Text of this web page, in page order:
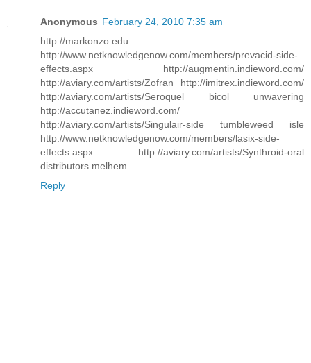
Anonymous February 24, 2010 7:35 am
http://markonzo.edu
http://www.netknowledgenow.com/members/prevacid-side-
effects.aspx http://augmentin.indieword.com/
http://aviary.com/artists/Zofran http://imitrex.indieword.com/
http://aviary.com/artists/Seroquel bicol unwavering
http://accutanez.indieword.com/
http://aviary.com/artists/Singulair-side tumbleweed isle
http://www.netknowledgenow.com/members/lasix-side-
effects.aspx http://aviary.com/artists/Synthroid-oral
distributors melhem
Reply